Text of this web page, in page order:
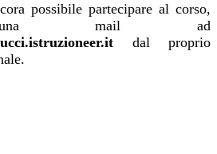
possibile partecipare al corso,
una mail ad
dal proprio